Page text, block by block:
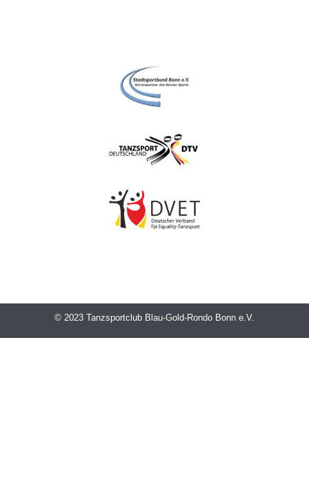
© 2023 Tanzsportclub Blau-Gold-Rondo Bonn e.V.